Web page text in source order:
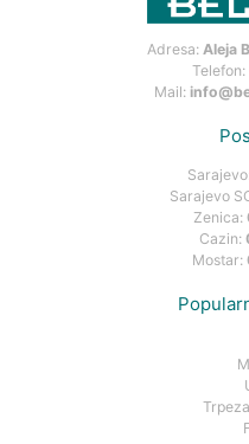
Adresa: Aleja
Telefon:
Mail:
Sarajevo
Zenica:
Cazin:
Mostar: